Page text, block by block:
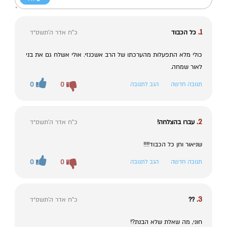
1. כל הכבוד כ"ח אדר ה׳תשס״ד
כולי מלא התפעלות מהערכתו של הרב אשכנזי. אולי אשלח גם את בני
לאור שמחה.
תגובה חדשה הגב לתגובה 0 0
2. עברו בהצלחה! כ"ח אדר ה׳תשס״ד
שניאור וחן כל הכבוד!!!!
תגובה חדשה הגב לתגובה 0 0
3.
?? כ"ח אדר ה׳תשס״ד
חוני, מה שאלת שלא הבנת?!